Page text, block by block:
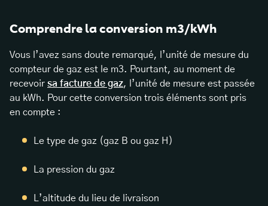
Comprendre la conversion m3/kWh
Vous l’avez sans doute remarqué, l’unité de mesure du
compteur de gaz est le m3. Pourtant, au moment de
recevoir sa facture de gaz, l’unité de mesure est passée
au kWh. Pour cette conversion trois éléments sont pris
en compte :
Le type de gaz (gaz B ou gaz H)
La pression du gaz
L’altitude du lieu de livraison